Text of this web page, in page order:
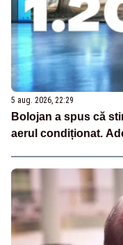
5 aug. 2026, 22:29
Bolojan a spus că
aerul condiționat.